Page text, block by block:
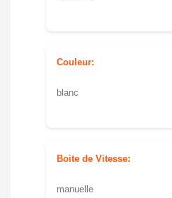
Couleur:
blanc
Boite de Vitesse:
manuelle